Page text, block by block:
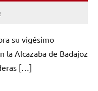
su vigésimo
la Alcazaba de Badajoz
[…]